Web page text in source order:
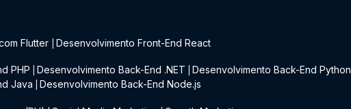
Flutter Desenvolvimento Front-End React
PHP Desenvolvimento Back-End .NET Desenvolvimento Back-End Python
Java Desenvolvimento Back-End Node.js